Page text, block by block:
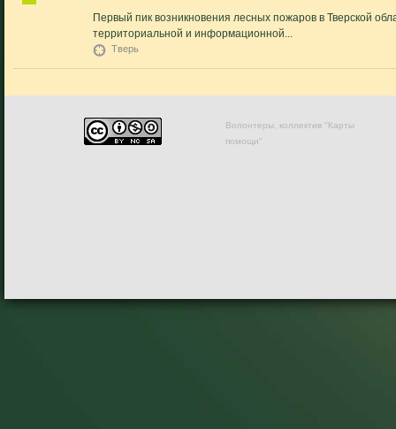
Первый пик возникновения лесных пожаров в Тверской
территориальной и информационной...
Тверь
Волонтеры, коллектив "Карты
помощи"